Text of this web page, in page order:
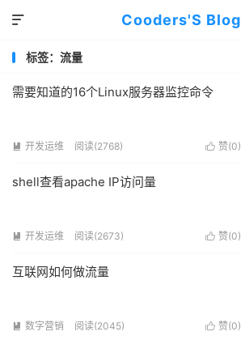
Cooders'S Blog

标签：流量
需要知道的16个Linux服务器监控命令
 赞(0)
 开发运维 阅读(2768)
shell查看apache IP访问量
 赞(0)
 开发运维 阅读(2673)
互联网如何做流量
 赞(0)
 数字营销 阅读(2045)